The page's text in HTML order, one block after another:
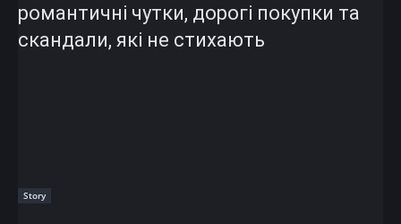
романтичні чутки, дорогі покупки та
скандали, які не стихають
Story